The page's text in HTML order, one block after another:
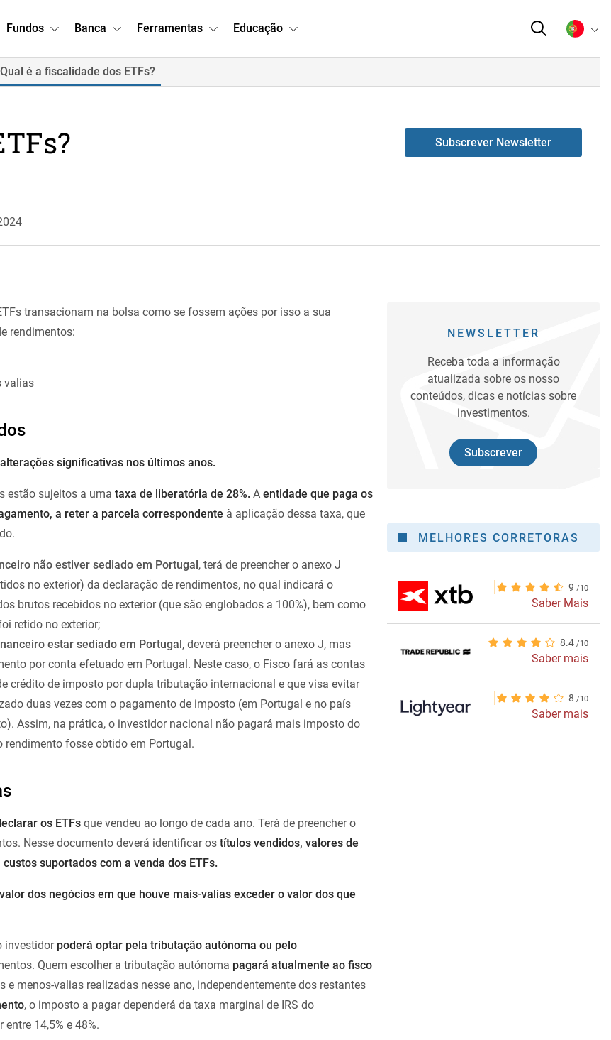
Fundos Banca Ferramentas Educação
Qual é a fiscalidade dos ETFs?
Subscrever Newsletter
transacionam na bolsa como se fossem ações por isso a sua
rendimentos:
valias
alterações significativas nos últimos anos.
estão sujeitos a uma taxa de liberatória de 28%. A entidade que paga os
a reter a parcela correspondente à aplicação dessa taxa, que
não estiver sediado em Portugal, terá de preencher o anexo J
no exterior) da declaração de rendimentos, no qual indicará o
brutos recebidos no exterior (que são englobados a 100%), bem como
retido no exterior;
estar sediado em Portugal, deverá preencher o anexo J, mas
por conta efetuado em Portugal. Neste caso, o Fisco fará as contas
crédito de imposto por dupla tributação internacional e que visa evitar
duas vezes com o pagamento de imposto (em Portugal e no país
Assim, na prática, o investidor nacional não pagará mais imposto do
rendimento fosse obtido em Portugal.
os ETFs que vendeu ao longo de cada ano. Terá de preencher o
Nesse documento deverá identificar os títulos vendidos, valores de
suportados com a venda dos ETFs.
dos negócios em que houve mais-valias exceder o valor dos que
investidor poderá optar pela tributação autónoma ou pelo
Quem escolher a tributação autónoma pagará atualmente ao fisco
menos-valias realizadas nesse ano, independentemente dos restantes
, o imposto a pagar dependerá da taxa marginal de IRS do
14,5% e 48%.
NEWSLETTER
Receba toda a informação
atualizada sobre os nosso
conteúdos, dicas e notícias sobre
investimentos.
Subscrever
MELHORES CORRETORAS
9
Saber Mais
8.4
Saber mais
8
Saber mais